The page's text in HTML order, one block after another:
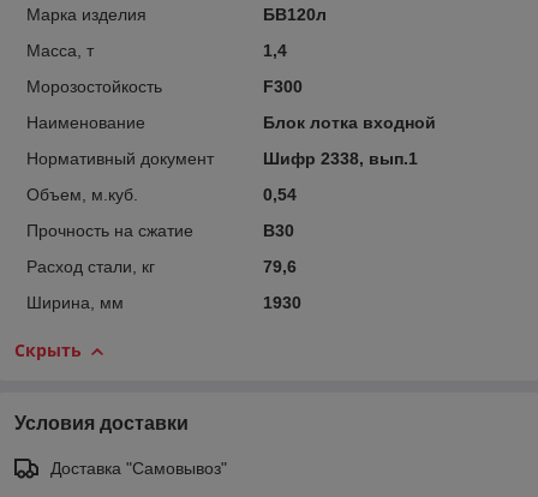
Марка изделия
БВ120л
Масса, т
1,4
Морозостойкость
F300
Наименование
Блок лотка входной
Нормативный документ
Шифр 2338, вып.1
Объем, м.куб.
0,54
Прочность на сжатие
B30
Расход стали, кг
79,6
Ширина, мм
1930
Скрыть
Условия доставки
Доставка "Самовывоз"